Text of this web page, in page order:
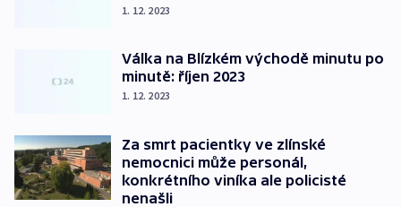
1. 12. 2023
Válka na Blízkém východě minutu po
minutě: říjen 2023
1. 12. 2023
Za smrt pacientky ve zlínské
nemocnici může personál,
konkrétního viníka ale policisté
nenašli